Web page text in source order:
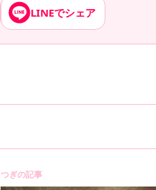
LINEでシェア
つぎの記事